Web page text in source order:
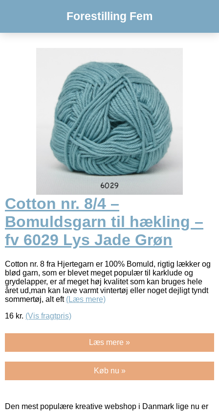
Forestilling Fem
Cotton nr. 8/4 –
Bomuldsgarn til hækling –
fv 6029 Lys Jade Grøn
Cotton nr. 8 fra Hjertegarn er 100% Bomuld, rigtig lækker og
blød garn, som er blevet meget populær til karklude og
grydelapper, er af meget høj kvalitet som kan bruges hele
året ud,man kan lave varmt vintertøj eller noget dejligt tyndt
sommertøj, alt eft (Læs mere)
16 kr. (Vis fragtpris)
Læs mere »
Køb nu »
Den mest populære kreative webshop i Danmark lige nu er